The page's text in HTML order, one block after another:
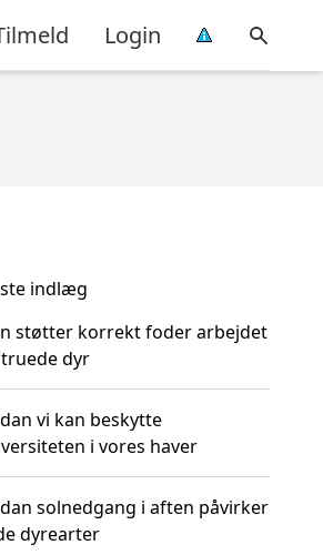
Login
indlæg
støtter korrekt foder arbejdet
dyr
vi kan beskytte
i vores haver
solnedgang i aften påvirker
dyrearter